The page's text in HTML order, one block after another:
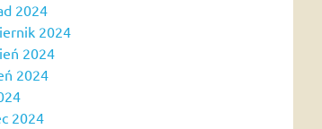
2024
2024
2024
2024
2024